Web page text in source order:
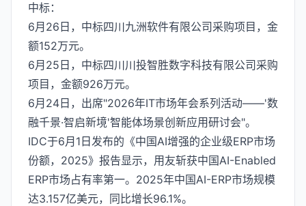
中标：
6月26日，中标四川九洲软件有限公司采购项目，金
额152万元。
6月25日，中标四川川投智胜数字科技有限公司采购
项目，金额926万元。
6月24日，出席"2026年IT市场年会系列活动——'数
融千景·智启新境'智能体场景创新应用研讨会"。
IDC于6月1日发布的《中国AI增强的企业级ERP市场
份额，2025》报告显示，用友斩获中国AI-Enabled
ERP市场占有率第一。2025年中国AI-ERP市场规模
达3.157亿美元，同比增长96.1%。